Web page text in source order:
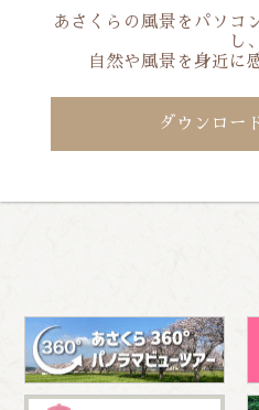
あさくらの風景をパソコ
し、
自然や風景を身近に
ダウンロー